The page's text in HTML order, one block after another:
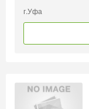
г.Уфа